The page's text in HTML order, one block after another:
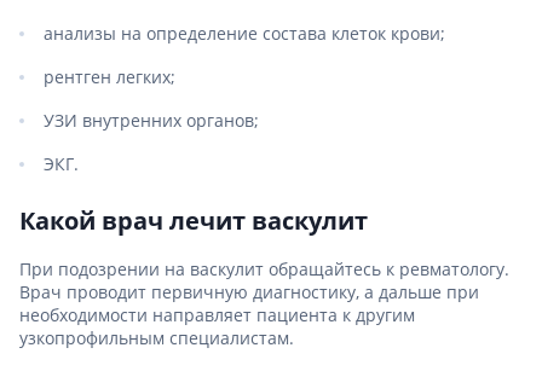
анализы на определение состава клеток крови;
рентген легких;
УЗИ внутренних органов;
ЭКГ.
Какой врач лечит васкулит
При подозрении на васкулит обращайтесь к ревматологу.
Врач проводит первичную диагностику, а дальше при
необходимости направляет пациента к другим
узкопрофильным специалистам.